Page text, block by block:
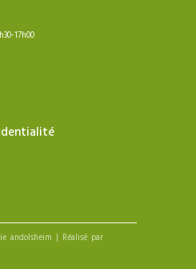
17h00
andolsheim | Réalisé par